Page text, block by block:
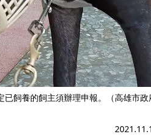
飼養的飼主須辦理申報。（高雄市政